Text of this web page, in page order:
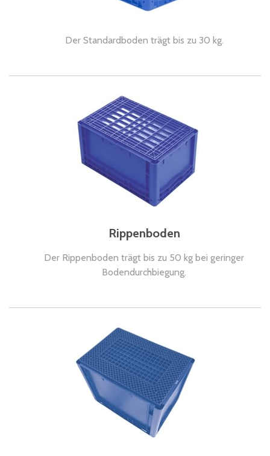
Der Standardboden trägt bis zu 30 kg.
Rippenboden
Der Rippenboden trägt bis zu 50 kg bei geringer
Bodendurchbiegung.